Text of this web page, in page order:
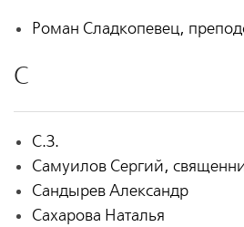
Роман Сладкопевец,
С
С.З.
Самуилов Сергий,
Сандырев Александр
Сахарова Наталья